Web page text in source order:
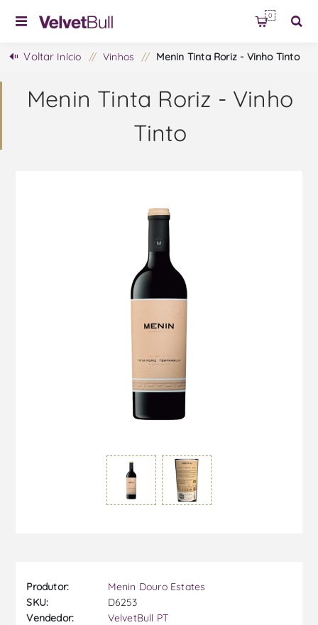
0
Voltar Início / Vinhos / Menin Tinta Roriz - Vinho Tinto
Menin Tinta Roriz - Vinho
Tinto
Produtor:
Menin Douro Estates
SKU:
D6253
Vendedor:
VelvetBull PT